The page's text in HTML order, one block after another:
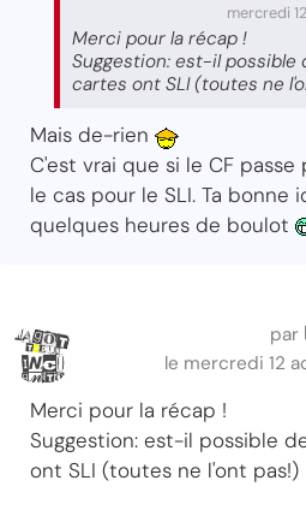
mercredi
Merci pour la récap !
Suggestion: est-il possible
cartes ont SLI (toutes ne
Mais de-rien
C'est vrai que si le CF
le cas pour le SLI. Ta bonne
quelques heures de boulot
par
le mercredi 12
Merci pour la récap !
Suggestion: est-il possible
ont SLI (toutes ne l'ont pas!)